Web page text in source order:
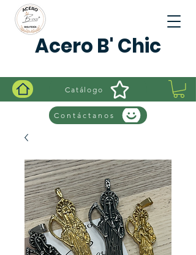
Acero B' Chic
Catálogo
Contáctanos